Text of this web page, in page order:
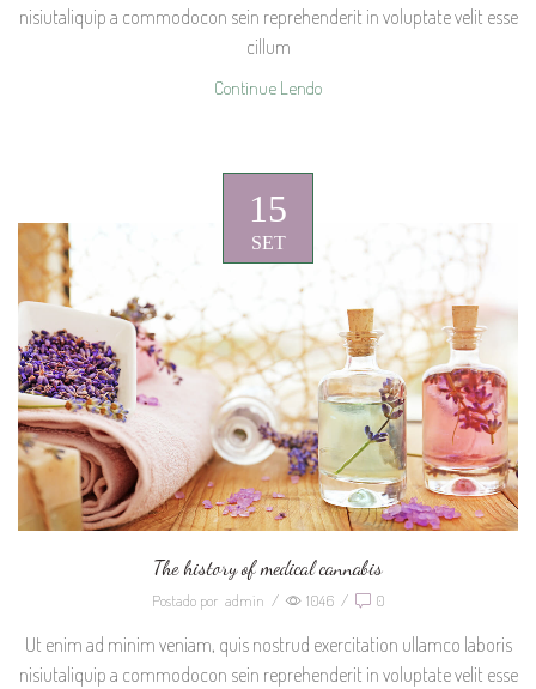
nisiutaliquip a commodocon sein reprehenderit in voluptate velit esse
cillum
Continue Lendo
15
SET
The history of medical cannabis
Postado por admin / 1046 / 0
Ut enim ad minim veniam, quis nostrud exercitation ullamco laboris
nisiutaliquip a commodocon sein reprehenderit in voluptate velit esse